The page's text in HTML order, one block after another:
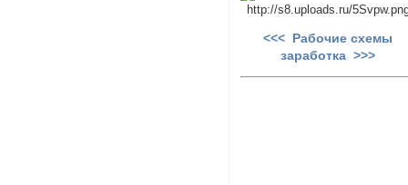
<<< Рабочие схемы
заработка >>>